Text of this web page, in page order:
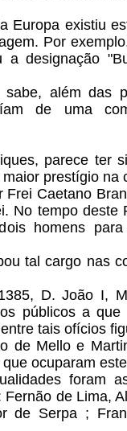
Europa existiu
Por
a designação
além das
de uma
parece ter
prestígio na
Caetano
No tempo deste
homens
tal cargo nas
D. João I,
públicos a que
tais ofícios
de Mello e
ocuparam
foram
de Lima,
de Serpa ;